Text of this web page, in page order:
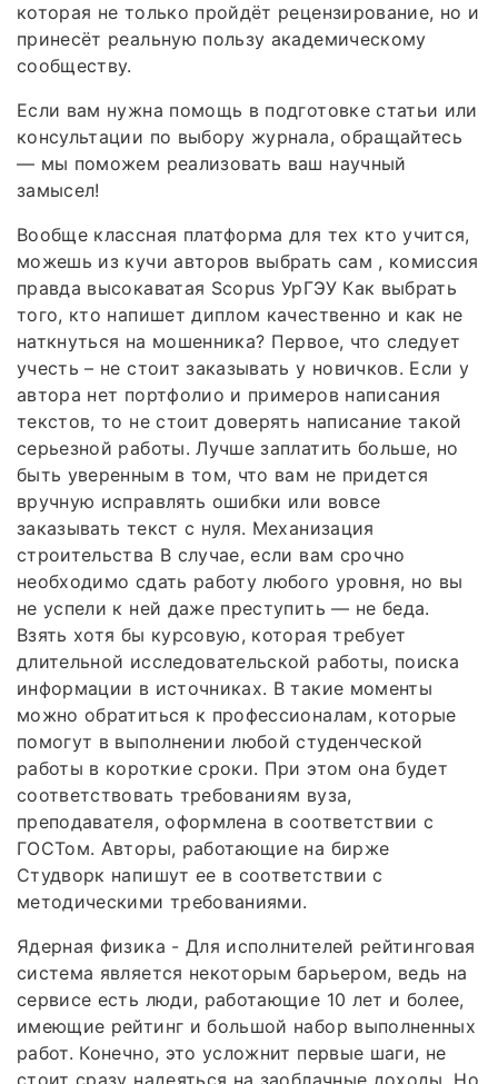
которая не только пройдёт рецензирование, но и
принесёт реальную пользу академическому
сообществу.
Если вам нужна помощь в подготовке статьи или
консультации по выбору журнала, обращайтесь
— мы поможем реализовать ваш научный
замысел!
Вообще классная платформа для тех кто учится,
можешь из кучи авторов выбрать сам , комиссия
правда высокаватая Scopus УрГЭУ Как выбрать
того, кто напишет диплом качественно и как не
наткнуться на мошенника? Первое, что следует
учесть – не стоит заказывать у новичков. Если у
автора нет портфолио и примеров написания
текстов, то не стоит доверять написание такой
серьезной работы. Лучше заплатить больше, но
быть уверенным в том, что вам не придется
вручную исправлять ошибки или вовсе
заказывать текст с нуля. Механизация
строительства В случае, если вам срочно
необходимо сдать работу любого уровня, но вы
не успели к ней даже преступить — не беда.
Взять хотя бы курсовую, которая требует
длительной исследовательской работы, поиска
информации в источниках. В такие моменты
можно обратиться к профессионалам, которые
помогут в выполнении любой студенческой
работы в короткие сроки. При этом она будет
соответствовать требованиям вуза,
преподавателя, оформлена в соответствии с
ГОСТом. Авторы, работающие на бирже
Студворк напишут ее в соответствии с
методическими требованиями.
Ядерная физика - Для исполнителей рейтинговая
система является некоторым барьером, ведь на
сервисе есть люди, работающие 10 лет и более,
имеющие рейтинг и большой набор выполненных
работ. Конечно, это усложнит первые шаги, не